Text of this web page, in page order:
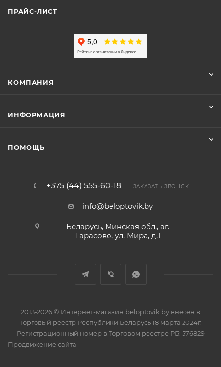
ПРАЙС-ЛИСТ
КОМПАНИЯ
ИНФОРМАЦИЯ
ПОМОЩЬ
+375 (44) 555-60-18 ЗАКАЗАТЬ ЗВОНОК
info@beloptovik.by
Беларусь, Минская обл., аг.
Тарасово, ул. Мира, д.1
2013-2026 © Интернет-магазин beloptovik.by внесен в
Торговый реестр Республики Беларусь 18 марта 2024г.
Регистрационный номер в Торговом реестре РБ: 576829
Продвижение сайта